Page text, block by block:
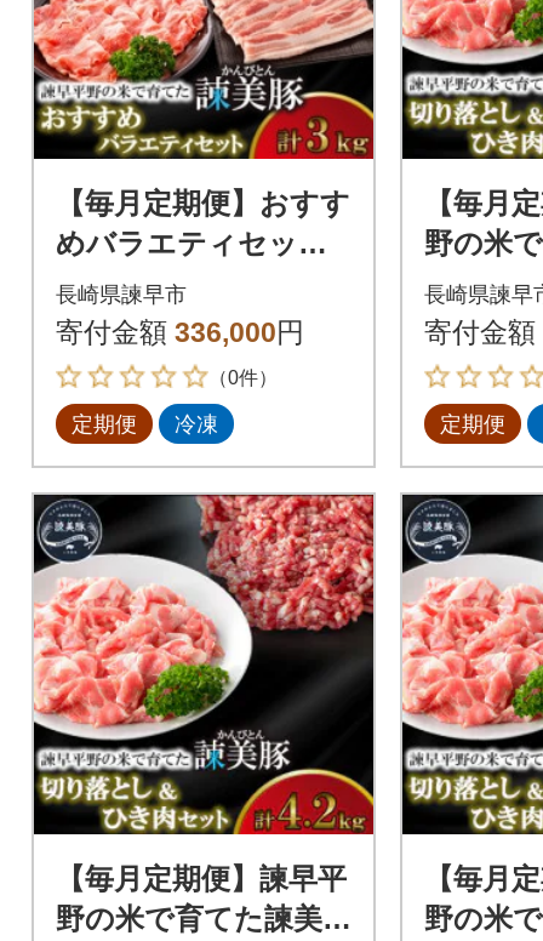
【毎月定期便】おすす
めバラエティセット
3kg 諫早平野の米で
育てた諫美豚(かんび
とん)全12回
長崎県諫早市
寄付金額 336,000円
（0件）
定期便 冷凍
【毎月
野の米
(かんび
しとひ
計4.2kg
長崎県諫早
寄付金額
定期便
【毎月定期便】諫早平
野の米で育てた諫美豚
【毎月
野の米